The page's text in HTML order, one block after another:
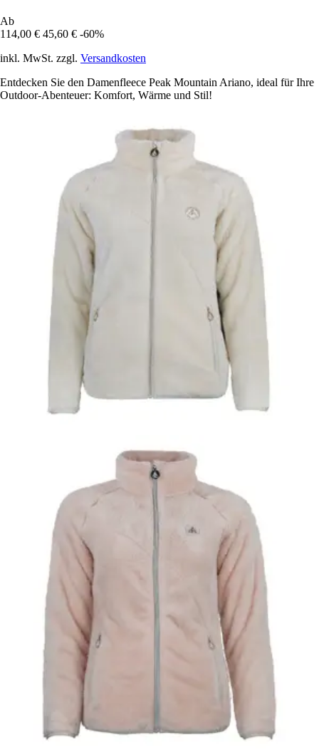
Ab
114,00 € 45,60 € -60%
inkl. MwSt. zzgl. Versandkosten
Entdecken Sie den Damenfleece Peak Mountain Ariano, ideal für Ihre
Outdoor-Abenteuer: Komfort, Wärme und Stil!